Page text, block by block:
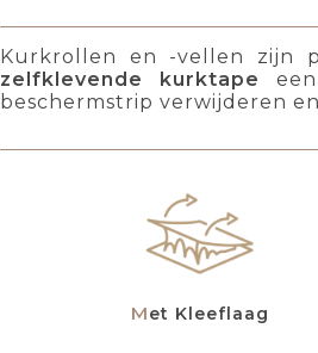
Kurkrollen en -vellen zijn
zelfklevende kurktape
beschermstrip verwijderen
Met Kleeflaag